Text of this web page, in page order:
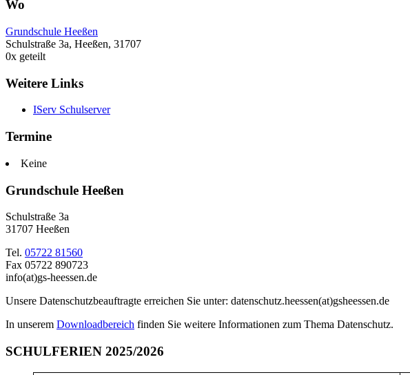
Wo
Grundschule Heeßen
Schulstraße 3a, Heeßen, 31707
0x geteilt
Weitere Links
IServ Schulserver
Termine
Keine
Grundschule Heeßen
Schulstraße 3a
31707 Heeßen
Tel. 05722 81560
Fax 05722 890723
info(at)gs-heessen.de
Unsere Datenschutzbeauftragte erreichen Sie unter: datenschutz.heessen(at)gsheessen.de
In unserem Downloadbereich finden Sie weitere Informationen zum Thema Datenschutz.
SCHULFERIEN 2025/2026